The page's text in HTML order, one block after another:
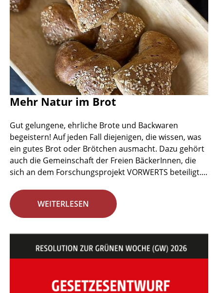
Mehr Natur im Brot
Gut gelungene, ehrliche Brote und Backwaren
begeistern! Auf jeden Fall diejenigen, die wissen, was
ein gutes Brot oder Brötchen ausmacht. Dazu gehört
auch die Gemeinschaft der Freien BäckerInnen, die
sich an dem Forschungsprojekt VORWERTS beteiligt....
WEITERLESEN